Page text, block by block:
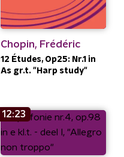
Chopin, Frédéric
12 Études, Op25: Nr.1 in
As gr.t. "Harp study"
12:23